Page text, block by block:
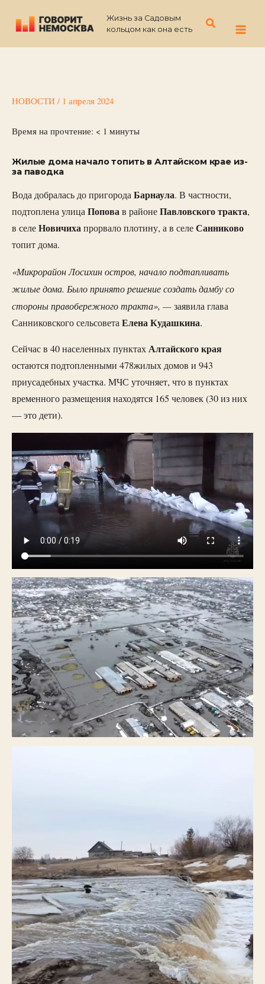
содержимому
Жизнь за Садовым
кольцом как она есть
Поиск
НОВОСТИ / 1 апреля 2024
Время на прочтение: < 1 минуты
Жилые дома начало топить в Алтайском крае из-
за паводка
Вода добралась до пригородаБарнаула. В частности,
подтоплена улицаПоповав районеПавловскоготракта,
в селеНовичихапрорвало плотину, а в селеСанниково
топит дома.
«Микрорайон Лосихин остров, начало подтапливать
жилые дома. Было принято решение создать дамбу со
стороны правобережного тракта», —заявила глава
Санниковского сельсоветаЕленаКудашкина.
Сейчас в 40 населенных пунктахАлтайскогокрая
остаются подтопленными 478жилых домов и 943
приусадебных участка. МЧС уточняет, что в пунктах
временного размещения находятся 165 человек (30 из них
— это дети).